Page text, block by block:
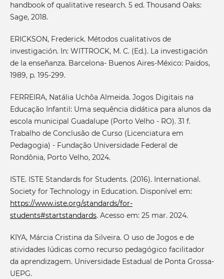
handbook of qualitative research. 5 ed. Thousand Oaks:
Sage, 2018.
ERICKSON, Frederick. Métodos cualitativos de
investigación. In: WITTROCK, M. C. (Ed.). La investigación
de la enseñanza. Barcelona- Buenos Aires-México: Paidos,
1989, p. 195-299.
FERREIRA, Natália Uchôa Almeida. Jogos Digitais na
Educação Infantil: Uma sequência didática para alunos da
escola municipal Guadalupe (Porto Velho - RO). 31 f.
Trabalho de Conclusão de Curso (Licenciatura em
Pedagogia) - Fundação Universidade Federal de
Rondônia, Porto Velho, 2024.
ISTE. ISTE Standards for Students. (2016). International.
Society for Technology in Education. Disponível em:
https://www.iste.org/standards/for-
students#startstandards. Acesso em: 25 mar. 2024.
KIYA, Márcia Cristina da Silveira. O uso de Jogos e de
atividades lúdicas como recurso pedagógico facilitador
da aprendizagem. Universidade Estadual de Ponta Grossa-
UEPG.